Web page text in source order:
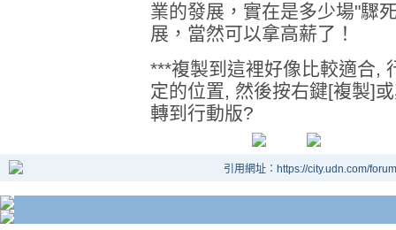
業的發展，實在是多少場"驟
展，當然可以拿高薪了！
***複製到這裡好像比較適合,
定的位置, 然後按右鍵[複製]
轉到行動版?
引用網址：https://city.udn.com/